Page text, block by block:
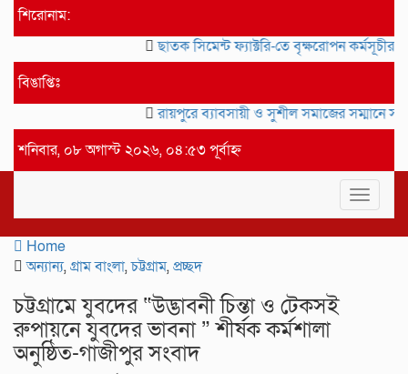
শিরোনাম:
ছাতক সিমেন্ট ফ্যাক্টরি-তে বৃক্ষরোপন কর্মসূচীর
বিঙাপ্তিঃ
রায়পুরে ব্যাবসায়ী ও সুশীল সমাজের সম্মানে
শনিবার, ০৮ অগাস্ট ২০২৬, ০৪:৫৩ পূর্বাহ্ন
Toggle
Home
অন্যান্য,গ্রাম বাংলা,চট্টগ্রাম,প্রচ্ছদ
চট্টগ্রামে যুবদের “উদ্ভাবনী চিন্তা ও টেকসই
রুপায়নে যুবদের ভাবনা ” শীর্ষক কর্মশালা
অনুষ্ঠিত-গাজীপুর সংবাদ